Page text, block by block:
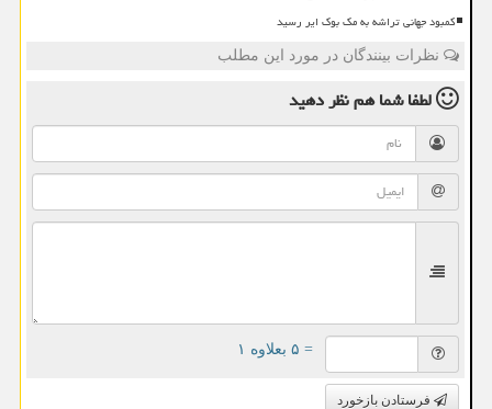
کمبود جهانی تراشه به مک بوک ایر رسید
نظرات بینندگان در مورد این مطلب
لطفا شما همنظر دهید
= ۵ بعلاوه ۱
فرستادن بازخورد